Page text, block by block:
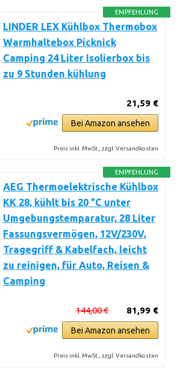
EMPFEHLUNG
LINDER LEX Kühlbox Thermobox
Warmhaltebox Picknick
Camping 24 Liter Isolierbox bis
zu 9 Stunden kühlung
21,59 €
Bei Amazon ansehen
Preis inkl. MwSt., zzgl. Versandkosten
EMPFEHLUNG
AEG Thermoelektrische Kühlbox
KK 28, kühlt bis 20 °C unter
Umgebungstemparatur, 28 Liter
Fassungsvermögen, 12V/230V,
Tragegriff & Kabelfach, leicht
zu reinigen, für Auto, Reisen &
Camping
81,99 €
144,00 €
Bei Amazon ansehen
Preis inkl. MwSt., zzgl. Versandkosten